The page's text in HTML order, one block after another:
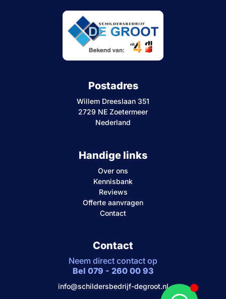
Postadres
Willem Dreeslaan 351
2729 NE Zoetermeer
Nederland
Handige links
Over ons
Kennisbank
Reviews
Offerte aanvragen
Contact
Contact
Neem direct contact op
Bel 079 - 260 00 93
info@schildersbedrijf-degroot.nl